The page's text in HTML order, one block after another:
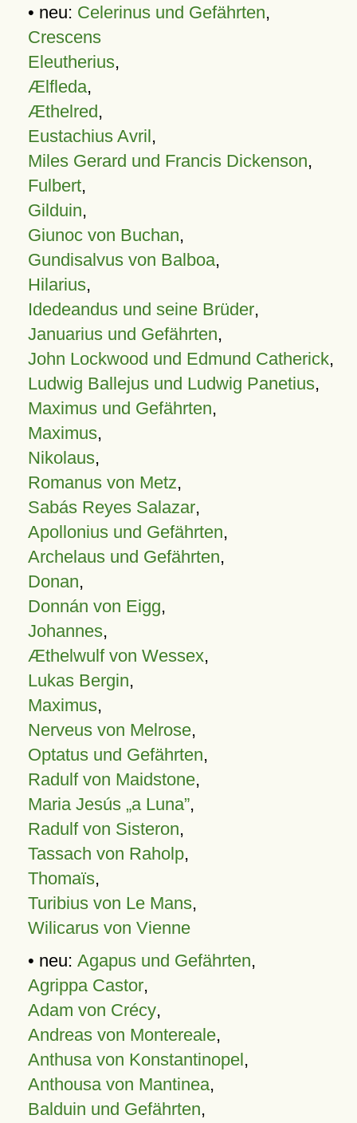
• neu: Celerinus und Gefährten,
Crescens
Eleutherius,
Ælfleda,
Æthelred,
Eustachius Avril,
Miles Gerard und Francis Dickenson,
Fulbert,
Gilduin,
Giunoc von Buchan,
Gundisalvus von Balboa,
Hilarius,
Idedeandus und seine Brüder,
Januarius und Gefährten,
John Lockwood und Edmund Catherick,
Ludwig Ballejus und Ludwig Panetius,
Maximus und Gefährten,
Maximus,
Nikolaus,
Romanus von Metz,
Sabás Reyes Salazar,
Apollonius und Gefährten,
Archelaus und Gefährten,
Donan,
Donnán von Eigg,
Johannes,
Æthelwulf von Wessex,
Lukas Bergin,
Maximus,
Nerveus von Melrose,
Optatus und Gefährten,
Radulf von Maidstone,
Maria Jesús „a Luna”,
Radulf von Sisteron,
Tassach von Raholp,
Thomaïs,
Turibius von Le Mans,
Wilicarus von Vienne
• neu: Agapus und Gefährten,
Agrippa Castor,
Adam von Crécy,
Andreas von Montereale,
Anthusa von Konstantinopel,
Anthousa von Mantinea,
Balduin und Gefährten,